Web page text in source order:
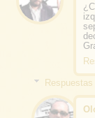
Respuestas